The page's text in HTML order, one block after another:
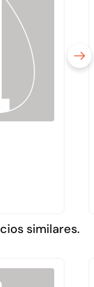
similares.